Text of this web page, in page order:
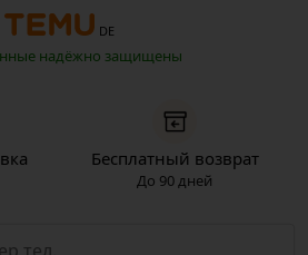
DE
надёжно защищены
Бесплатный возврат
До 90 дней